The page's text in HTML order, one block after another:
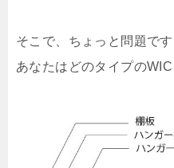
そこで、ちょっと問題です
あなたはどのタイプの